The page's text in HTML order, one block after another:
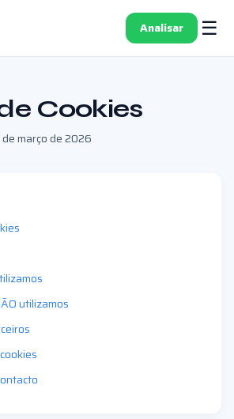
Analisar ☰
Cookies
março de 2026
utilizamos